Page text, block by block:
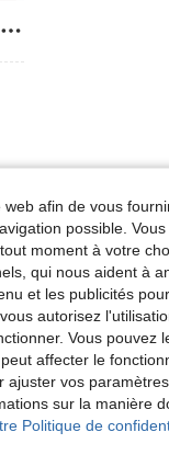
Taille: L
afin de vous
possible.
moment à votre
qui nous aident à
et les publicités
autorisez
Vous pouvez
affecter le
ajuster vos
sur la manière
Politique de